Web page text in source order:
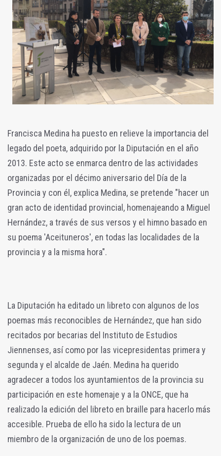
Francisca Medina ha puesto en relieve la importancia del
legado del poeta, adquirido por la Diputación en el año
2013. Este acto se enmarca dentro de las actividades
organizadas por el décimo aniversario del Día de la
Provincia y con él, explica Medina, se pretende "hacer un
gran acto de identidad provincial, homenajeando a Miguel
Hernández, a través de sus versos y el himno basado en
su poema 'Aceituneros', en todas las localidades de la
provincia y a la misma hora".
La Diputación ha editado un libreto con algunos de los
poemas más reconocibles de Hernández, que han sido
recitados por becarias del Instituto de Estudios
Jiennenses, así como por las vicepresidentas primera y
segunda y el alcalde de Jaén. Medina ha querido
agradecer a todos los ayuntamientos de la provincia su
participación en este homenaje y a la ONCE, que ha
realizado la edición del libreto en braille para hacerlo más
accesible. Prueba de ello ha sido la lectura de un
miembro de la organización de uno de los poemas.